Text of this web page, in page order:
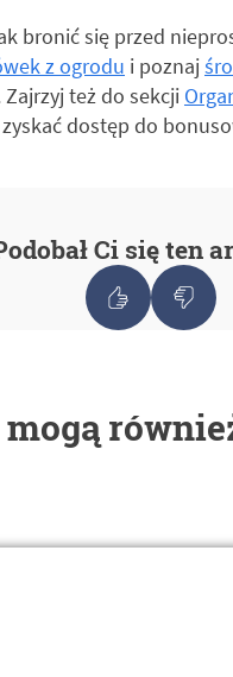
bronić się przed
z ogrodu i poznaj
też do sekcji
dostęp do
Ci się ten